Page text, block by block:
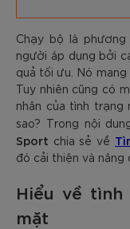
Chạy bộ là
người áp dụng bởi
quả tối ưu. Nó
Tuy nhiên cũng có
nhân của tình trạng
sao? Trong nội
Sport chia sẻ về
đó cải thiện và nâng
Hiểu về
mặt